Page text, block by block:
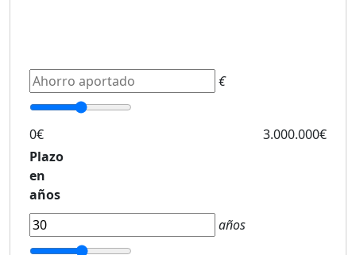
€
0€
3.000.000€
Plazo
en
años
años